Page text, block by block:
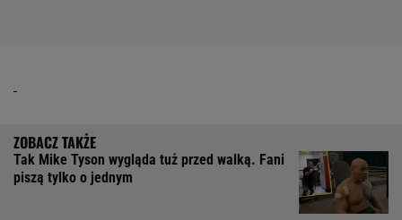
Tak Mike Tyson wygląda tuż przed walką. Fani
piszą tylko o jednym